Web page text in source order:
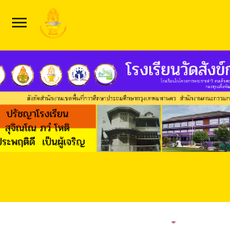
Skip to main content